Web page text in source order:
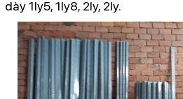
dày 1ly5, 1ly8, 2ly, 2ly.